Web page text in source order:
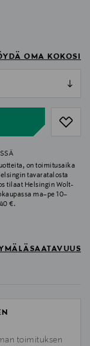
OMA KOKOSI
on toimitusaika
tavaratalosta
tilaat Helsingin Wolt-
ma–pe 10–
€.
toimituksen